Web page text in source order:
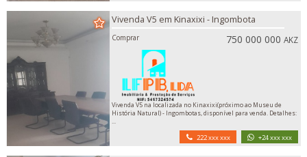
Vivenda V5 em Kinaxixi - Ingombota
Comprar 750 000 000AKZ
Vivenda V5 na localizada no Kinaxixi(próximo ao Museu de
História Natural) - Ingombotas, disponível para venda. Detalhes:
...
222 xxx xxx +24 xxx xxx